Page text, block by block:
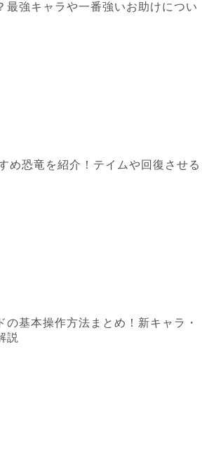
最強キャラや一番強いお助けについ
め恐竜を紹介！テイムや回復させる
の基本操作方法まとめ！新キャラ・
説